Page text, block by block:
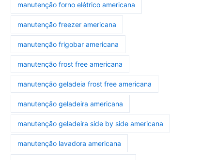
manutenção forno elétrico americana
manutenção freezer americana
manutenção frigobar americana
manutenção frost free americana
manutenção geladeia frost free americana
manutenção geladeira americana
manutenção geladeira side by side americana
manutenção lavadora americana